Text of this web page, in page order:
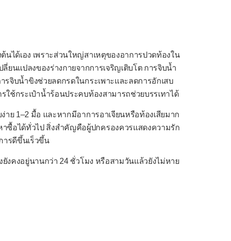
ได้เอง เพราะส่วนใหญ่สาเหตุของอาการปวดท้องใน
ยนแปลงของร่างกายจากการเจริญเติบโต การจิบน้ำ
รจิบน้ำขิงช่วยลดกรดในกระเพาะและลดการอักเสบ
ใช้กระเป๋าน้ำร้อนประคบท้องสามารถช่วยบรรเทาได้
ย 1–2 มื้อ และหากมีอาการอาเจียนหรือท้องเสียมาก
ซื้อได้ทั่วไป สิ่งสำคัญคือผู้ปกครองควรแสดงความรัก
ารดีขึ้นเร็วขึ้น
งคงอยู่นานกว่า 24 ชั่วโมง หรือสามวันแล้วยังไม่หาย